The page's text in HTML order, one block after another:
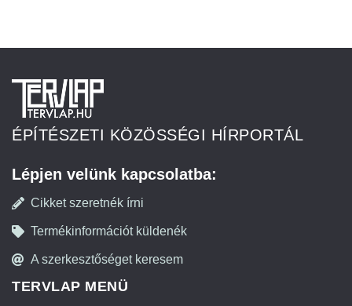
ÉPÍTÉSZETI KÖZÖSSÉGI HÍRPORTÁL
Lépjen velünk kapcsolatba:
Cikket szeretnék írni
Termékinformációt küldenék
A szerkesztőséget keresem
TERVLAP MENÜ